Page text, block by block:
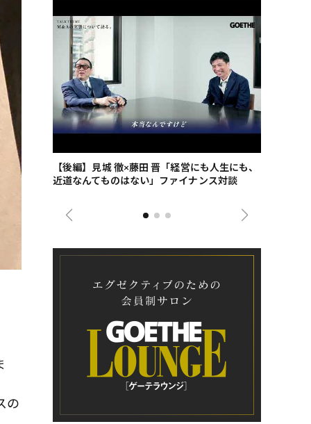
の
た、海最
【後編】見城 徹×藤田 晋「経営にも人生にも、
近道なんてものはない」ファイナンス対談